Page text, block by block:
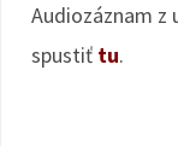
Audiozáznam z
spustiť tu.